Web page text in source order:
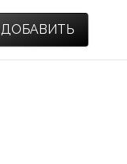
ДОБАВИТЬ